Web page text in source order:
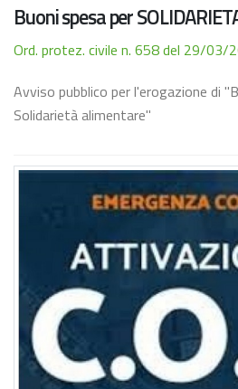
Buoni spesa per
Ord. protez. civile n. 658 del 29/03/
Avviso pubblico per l'erogazione di
Solidarietà alimentare"